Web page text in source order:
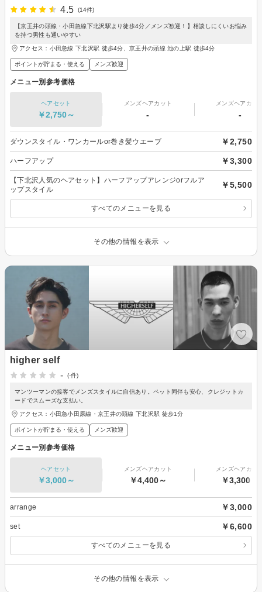
4.5
(14件)
【京王井の頭線・小田急線下北沢駅より徒歩4分／メンズ歓迎！】相談しにくいお悩み
を持つ男性も通いやすい
アクセス：小田急線 下北沢駅 徒歩4分、京王井の頭線 池の上駅 徒歩4分
ポイントが貯まる・使える メンズ歓迎
メニュー別参考価格
ヘアセット
￥2,750～
メンズヘアカット
-
メンズヘアカラ
-
ダウンスタイル・ワンカールor巻き髪ウエーブ ￥2,750
ハーフアップ ￥3,300
【下北沢人気のヘアセット】ハーフアップアレンジorフルア
ップスタイル
￥5,500
すべてのメニューを見る
その他の情報を表示
higher self
-
(-件)
マンツーマンの接客でメンズスタイルに自信あり。ペット同伴も安心、クレジットカ
ードでスムーズな支払い。
アクセス：小田急小田原線・京王井の頭線 下北沢駅 徒歩1分
ポイントが貯まる・使える メンズ歓迎
メニュー別参考価格
ヘアセット
￥3,000～
メンズヘアカット
￥4,400～
メンズヘアカラ
￥3,300～
arrange ￥3,000
set ￥6,600
すべてのメニューを見る
その他の情報を表示